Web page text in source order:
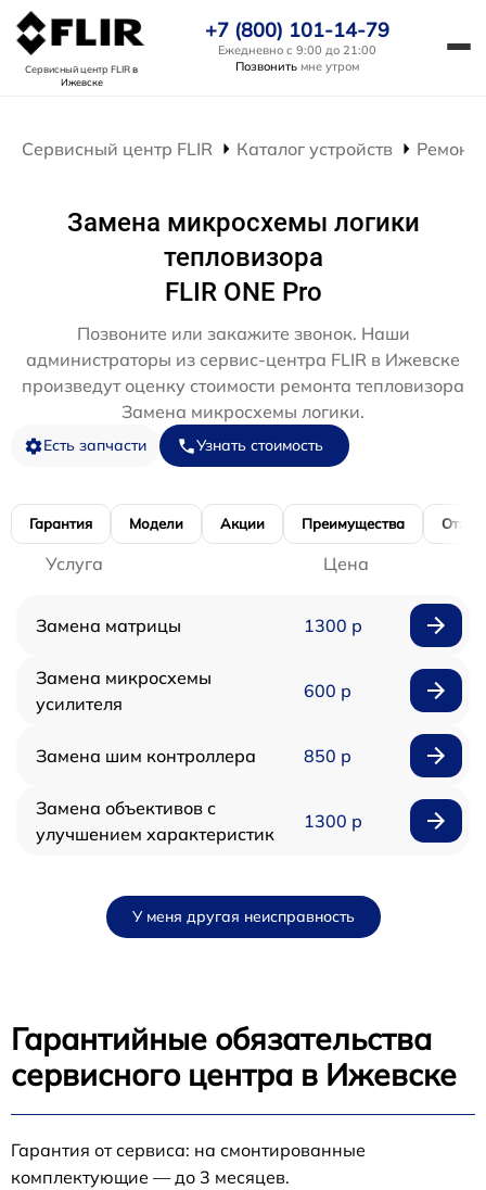
Сервисный центр FLIRв
Ижевске
+7 (800) 101-14-79
Ежедневно с 9:00 до 21:00
Позвонить мне утром
Сервисный центр FLIR Каталог устройств Ремонт
Замена микросхемы логики
тепловизора
FLIR ONE Pro
Позвоните или закажите звонок. Наши
администраторы из сервис-центра FLIR в Ижевске
произведут оценку стоимости ремонта тепловизора
Замена микросхемы логики.
Есть запчасти Узнать стоимость
Гарантия Модели Акции Преимущества
Услуга Цена
Замена матрицы 1300 р
Замена микросхемы
усилителя
600 р
Замена шим контроллера 850 р
Замена объективов с
улучшением характеристик
1300 р
У меня другая неисправность
Гарантийные обязательства
сервисного центра в Ижевске
Гарантия от сервиса: на смонтированные
комплектующие — до 3 месяцев.